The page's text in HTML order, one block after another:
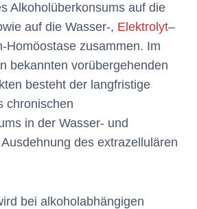
Alkoholüberkonsums auf die
auf die Wasser-, Elektrolyt–
Homöostase zusammen. Im
bekannten vorübergehenden
besteht der langfristige
chronischen
in der Wasser- und
des extrazellulären
bei alkoholabhängigen